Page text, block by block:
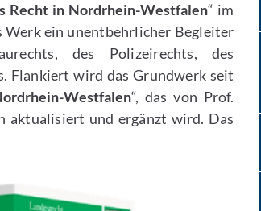
Recht in Nordrhein-Westfalen“ im
Werk ein unentbehrlicher Begleiter
des Polizeirechts, des
Flankiert wird das Grundwerk seit
Westfalen“, das von Prof.
aktualisiert und ergänzt wird. Das